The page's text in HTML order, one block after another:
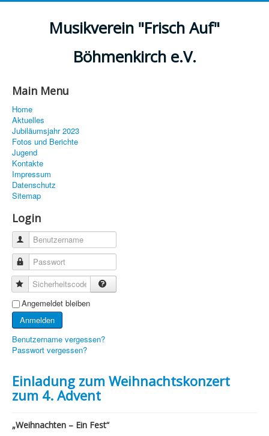
Musikverein "Frisch Auf"
Böhmenkirch e.V.
Main Menu
Home
Aktuelles
Jubiläumsjahr 2023
Fotos und Berichte
Jugend
Kontakte
Impressum
Datenschutz
Sitemap
Login
Benutzername
Passwort
Sicherheitscode
Angemeldet bleiben
Anmelden
Benutzername vergessen?
Passwort vergessen?
Einladung zum Weihnachtskonzert
zum 4. Advent
„Weihnachten – Ein Fest“